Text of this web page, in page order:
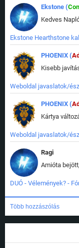
Ekstone (
Kedves
Ekstone Hearthstone
PHOENIX (
Kisebb
Weboldal javaslatok/
PHOENIX (
Weboldal javaslatok/
Ragi
DUÓ - Vélemények? -
Több hozzászólás